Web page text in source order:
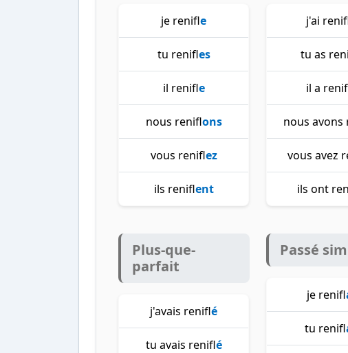
je renifle
tu renifles
il renifle
nous reniflons
vous reniflez
ils reniflent
j'ai
tu as
il a
nous avons
vous avez
ils ont
Plus-que-
parfait
j'avais reniflé
tu avais reniflé
Passé
je renifl
tu renifl